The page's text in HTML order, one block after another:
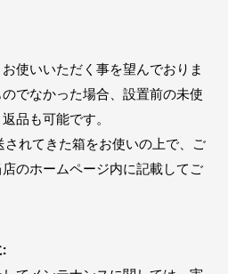
使いいただく事を望んでおりま
でなかった場合、設置前の未使
品も可能です。
れてきた箱をお使いの上で、ご
のホームページ内に記載してご